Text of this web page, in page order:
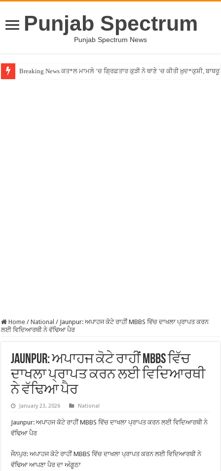
Punjab Spectrum
Punjab Spectrum News
Breaking News ਕਤ*ਲ ਮਾਮਲੇ ‘ਚ ਗ੍ਰਿਫ਼ਤਾਰ ਕੁੜੀ ਨੇ ਥਾਣੇ ‘ਚ ਕੀਤੀ ਖ਼ੁਦ*ਕੁਸ਼ੀ,
Canada – ਕੈਨੇਡਾ ਗਈ ਪਤਨੀ ਨੂੰ ਭੁੱਲੇ ਰਿਸ਼ਤੇ! ਪਤੀ ਨੇ ਲਾਏ ਗੰਭੀਰ ਦੋਸ਼
Home / National / Jaunpur: ਅਪਾਹਜ ਕੋਟੇ ਰਾਹੀਂ MBBS ਵਿੱਚ ਦਾਖਲਾ ਪ੍ਰਾਪਤ ਕਰਨ
ਲਈ ਵਿਦਿਆਰਥੀ ਨੇ ਵੱਢਿਆ ਪੈਰ
Jaunpur: ਅਪਾਹਜ ਕੋਟੇ ਰਾਹੀਂ MBBS ਵਿੱਚ
ਦਾਖਲਾ ਪ੍ਰਾਪਤ ਕਰਨ ਲਈ ਵਿਦਿਆਰਥੀ
ਨੇ ਵੱਢਿਆ ਪੈਰ
January 23, 2026 National
Jaunpur: ਅਪਾਹਜ ਕੋਟੇ ਰਾਹੀਂ MBBS ਵਿੱਚ ਦਾਖਲਾ ਪ੍ਰਾਪਤ ਕਰਨ ਲਈ ਵਿਦਿਆਰਥੀ ਨੇ
ਵੱਢਿਆ ਪੈਰ
ਜੌਨਪੁਰ: ਅਪਾਹਜ ਕੋਟੇ ਰਾਹੀਂ MBBS ਵਿੱਚ ਦਾਖਲਾ ਪ੍ਰਾਪਤ ਕਰਨ ਲਈ ਵਿਦਿਆਰਥੀ ਨੇ
ਵੱਢਿਆ ਆਪਣਾ ਪੈਰ ਦਾ ਅੰਗੂਠਾ